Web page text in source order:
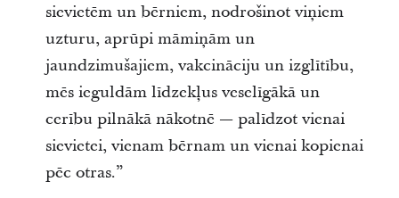
sievietēm un bērniem, nodrošinot viņiem
uzturu, aprūpi māmiņām un
jaundzimušajiem, vakcināciju un izglītību,
mēs ieguldām līdzekļus veselīgākā un
cerību pilnākā nākotnē ― palīdzot vienai
sievietei, vienam bērnam un vienai kopienai
pēc otras.”